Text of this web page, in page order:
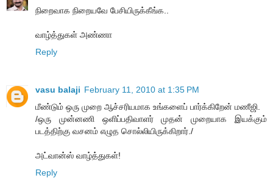
நிறைவாக நிறையவே பேசியிருக்கீங்க..
வாழ்த்துகள் அண்ணா
Reply
vasu balaji February 11, 2010 at 1:35 PM
மீண்டும் ஒரு முறை ஆச்சரியமாக உங்களைப் பார்க்கிறேன் மணீஜி.
/ஒரு முன்னணி ஒளிப்பதிவாளர் முதன் முறையாக இயக்கும்
படத்திற்கு வசனம் எழுத சொல்லியிருக்கிறார்./
அட்வான்ஸ் வாழ்த்துகள்!
Reply